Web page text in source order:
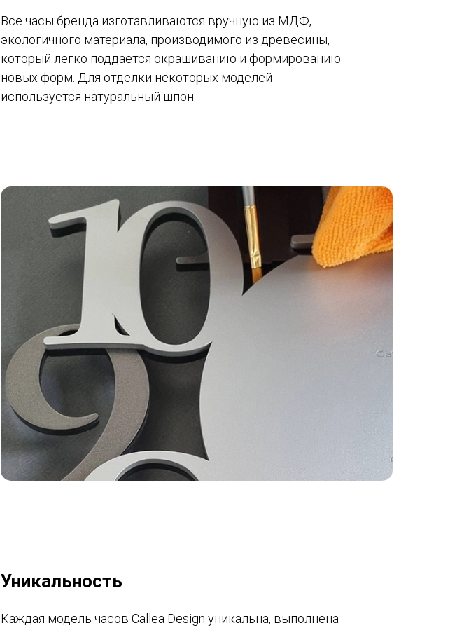
Все часы бренда изготавливаются вручную из МДФ,
экологичного материала, производимого из древесины,
который легко поддается окрашиванию и формированию
новых форм. Для отделки некоторых моделей
используется натуральный шпон.
Уникальность
Каждая модель часов Callea Design уникальна, выполнена